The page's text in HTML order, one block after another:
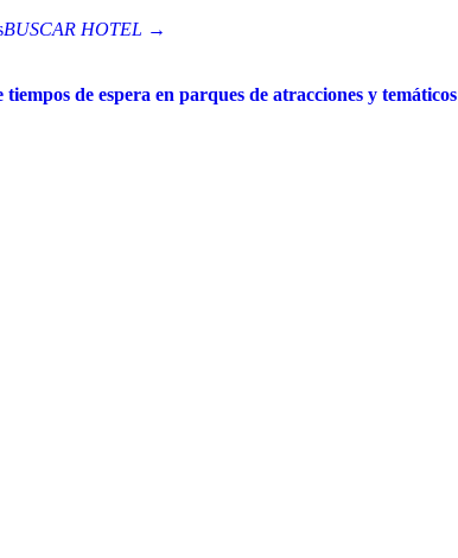
BUSCAR HOTEL →
de espera en parques de atracciones y temáticos